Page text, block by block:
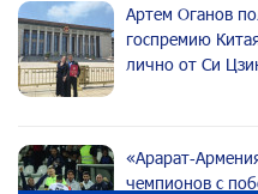
Артем Оганов
госпремию
лично от Си
чемпионов с